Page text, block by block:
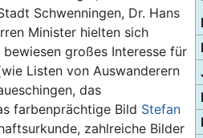
Schwenningen, Dr. Hans
Minister hielten sich
großes Interesse für
Listen von Auswanderern
das
farbenprächtige Bild Stefan
zahlreiche Bilder